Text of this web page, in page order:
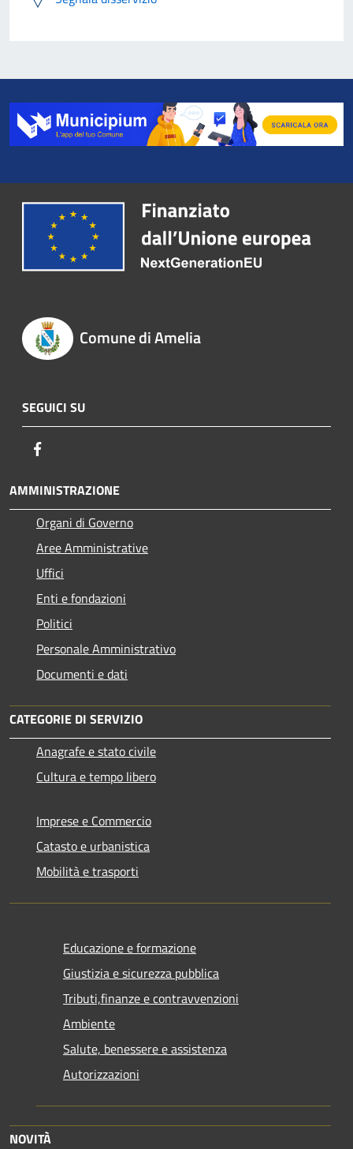
Comune di Amelia
SEGUICI SU
AMMINISTRAZIONE
Organi di Governo
Aree Amministrative
Uffici
Enti e fondazioni
Politici
Personale Amministrativo
Documenti e dati
CATEGORIE DI SERVIZIO
Anagrafe e stato civile
Cultura e tempo libero
Imprese e Commercio
Catasto e urbanistica
Mobilità e trasporti
Educazione e formazione
Giustizia e sicurezza pubblica
Tributi,finanze e contravvenzioni
Ambiente
Salute, benessere e assistenza
Autorizzazioni
NOVITÀ